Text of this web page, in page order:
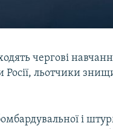
чергові навчання
Росії, льотчики
і